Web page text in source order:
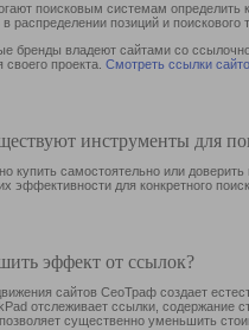
поисковым системам определить
в раcпределении позиций и поискового
бренды владеют сайтами со
своего проекта. Смотреть ссылки
инструменты для
купить самостоятельно или
эффективности для конкретного
эффект от ссылок?
сайтов СеоТраф создает
отслеживает ссылки, содержание
существенно уменьшить